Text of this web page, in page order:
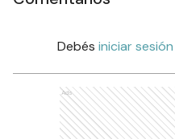
Debés iniciar sesión